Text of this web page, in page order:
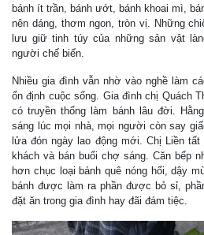
bánh ít trần, bánh ướt, bánh khoai mì,
nên dáng, thơm ngon, tròn vị. Những
lưu giữ tinh túy của những sản vật
người chế biến.
Nhiều gia đình vẫn nhờ vào nghề làm
ổn định cuộc sống. Gia đình chị Quách
có truyền thống làm bánh lâu đời.
sáng lúc mọi nhà, mọi người còn say
lửa đón ngày lao động mới. Chị Liền
khách và bán buổi chợ sáng. Căn bếp
hơn chục loại bánh quê nóng hổi, dậy
bánh được làm ra phần được bỏ sỉ,
đặt ăn trong gia đình hay đãi đám tiệc.